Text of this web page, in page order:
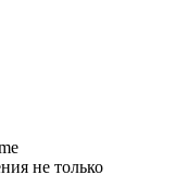
не только